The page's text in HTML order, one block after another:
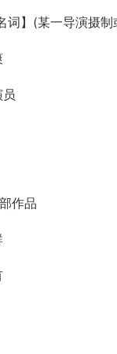
】(某一导演摄
作品